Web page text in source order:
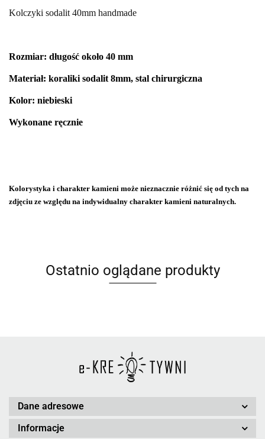
Kolczyki sodalit 40mm handmade
Rozmiar: długość około 40 mm
Materiał: koraliki sodalit 8mm, stal chirurgiczna
Kolor: niebieski
Wykonane ręcznie
Kolorystyka i charakter kamieni może nieznacznie różnić się od tych na
zdjęciu ze względu na indywidualny charakter kamieni naturalnych.
Ostatnio oglądane produkty
Dane adresowe
Informacje